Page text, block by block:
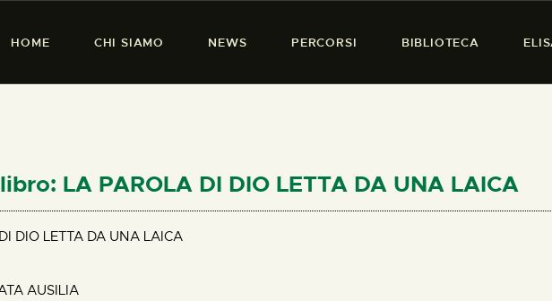
HOME CHI SIAMO NEWS PERCORSI BIBLIOTECA
PRESENZA DONNA
PERCORSI
BIBLIOTECA
LA PAROLA DI DIO LETTA DA UNA LAICA
DIO LETTA DA UNA LAICA
AUSILIA